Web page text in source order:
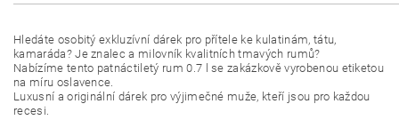
Hledáte osobitý exkluzívní dárek pro přítele ke kulatinám, tátu,
kamaráda? Je znalec a milovník kvalitních tmavých rumů?
Nabízíme tento patnáctiletý rum 0.7 l se zakázkově vyrobenou etiketou
na míru oslavence.
Luxusní a originální dárek pro výjimečné muže, kteří jsou pro každou
recesi.